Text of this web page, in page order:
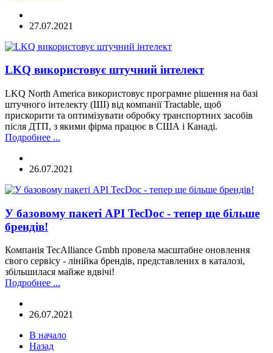
27.07.2021
LKQ використовує штучний інтелект
LKQ North America використовує програмне рішення на базі
штучного інтелекту (ШІ) від компанії Tractable, щоб
прискорити та оптимізувати обробку транспортних засобів
після ДТП, з якими фірма працює в США і Канаді.
Подробнее ...
26.07.2021
У базовому пакеті API TecDoc - тепер ще більше
брендів!
Компанія TecAlliance Gmbh провела масштабне оновлення
свого сервісу - лінійка брендів, представлених в каталозі,
збільшилася майже вдвічі!
Подробнее ...
26.07.2021
В начало
Назад